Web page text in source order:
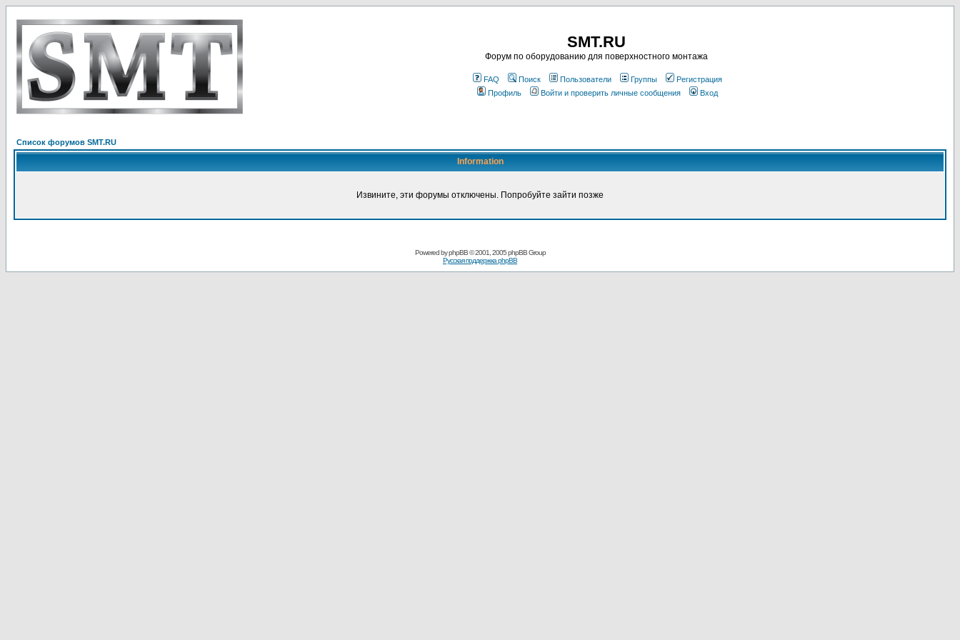
SMT.RU
Форум по оборудованию для поверхностного монтажа
FAQ Поиск Пользователи Группы
Регистрация
Профиль
Войти и проверить личные сообщения Вход
Список форумов SMT.RU
Information
Извините, эти форумы отключены. Попробуйте зайти позже
Powered byphpBB© 2001, 2005 phpBB Group
Русская поддержка phpBB